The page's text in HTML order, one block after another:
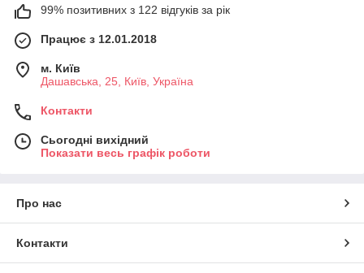
99% позитивних з 122 відгуків за рік
Працює з 12.01.2018
м. Київ
Дашавська, 25, Київ, Україна
Контакти
Сьогодні вихідний
Показати весь графік роботи
Про нас
Контакти